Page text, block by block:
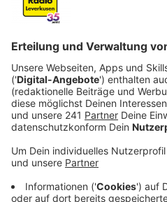
Regenmenge gefallen.
Anzeige
Trinkwasser nicht
Anzeige
Die wichtigste Nachricht